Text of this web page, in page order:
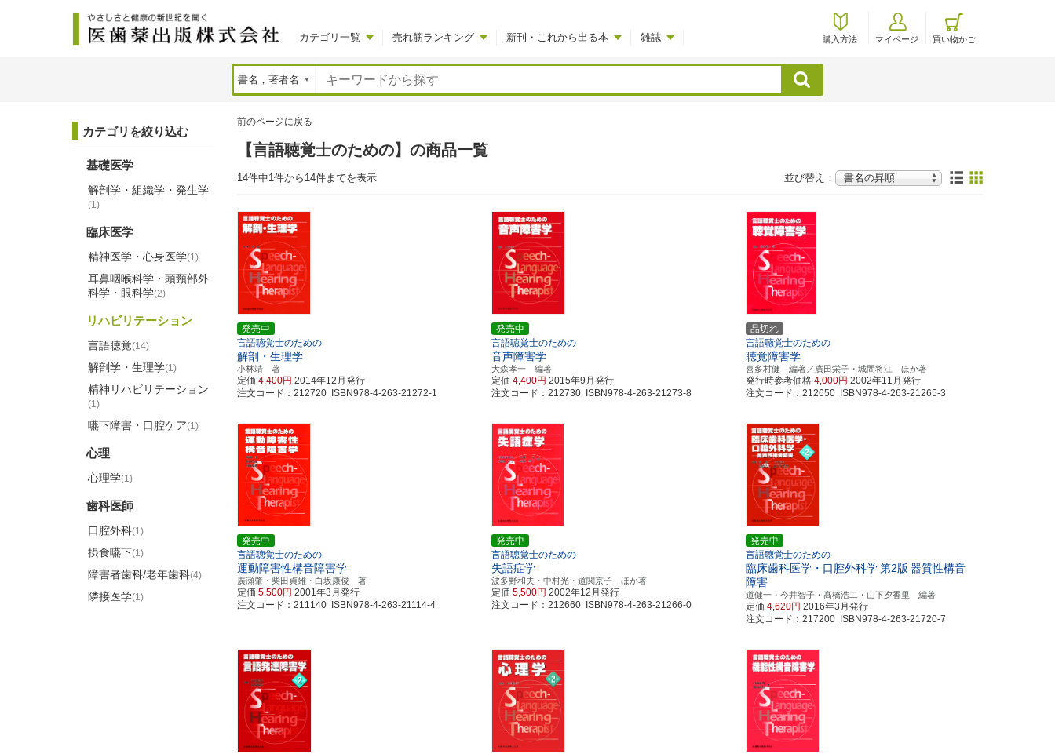
カテゴリ一覧 売れ筋ランキング 新刊・これから出る本 雑誌 購入方法 マイページ 買い物かご
検索
前のページに戻る
【言語聴覚士のための】の商品一覧
14件中1件から14件までを表示 並び替え：
発売中
言語聴覚士のための
解剖・生理学
小林靖 著
定価 4,400円 2014年12月発行
注文コード：212720 ISBN978-4-263-21272-1
発売中
言語聴覚士のための
音声障害学
大森孝一 編著
定価4,400円 2015年9月発行
注文コード：212730 ISBN978-4-263-21273-8
品切れ
言語聴覚士のための
聴覚障害学
喜多村健 編著／廣田栄子・城間将江 ほか著
発行時参考価格4,000円 2002年11月発行
注文コード：212650 ISBN978-4-263-21265-3
発売中
言語聴覚士のための
運動障害性構音障害学
廣瀬肇・柴田貞雄・白坂康俊 著
定価 5,500円 2001年3月発行
注文コード：211140 ISBN978-4-263-21114-4
発売中
言語聴覚士のための
失語症学
波多野和夫・中村光・道関京子 ほか著
定価5,500円 2002年12月発行
注文コード：212660 ISBN978-4-263-21266-0
発売中
言語聴覚士のための
臨床歯科医学・口腔外科学 第2版 器質性構音
障害
道健一・今井智子・髙橋浩二・山下夕香里 編著
定価4,620円 2016年3月発行
注文コード：217200 ISBN978-4-263-21720-7
カテゴリを絞り込む
基礎医学
解剖学・組織学・発生学
(1)
臨床医学
精神医学・心身医学(1)
耳鼻咽喉科学・頭頸部外
科学・眼科学(2)
リハビリテーション
言語聴覚(14)
解剖学・生理学(1)
精神リハビリテーション
(1)
嚥下障害・口腔ケア(1)
心理
心理学(1)
歯科医師
口腔外科(1)
摂食嚥下(1)
障害者歯科/老年歯科(4)
隣接医学(1)